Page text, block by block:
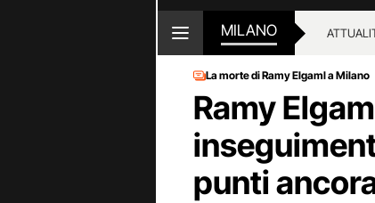
MILANO
La morte di Ramy Elgaml a Milano
Ramy
punti